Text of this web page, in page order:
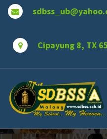
Lewati
Cipayung 8, TX